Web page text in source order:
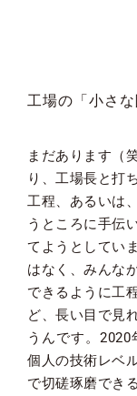
工場の「小さな
まだあります（
り、工場長と打
工程、あるいは
うところに手伝
てようとしてい
はなく、みんな
できるように工
ど、長い目で見
うんです。2020
個人の技術レベ
で切磋琢磨でき